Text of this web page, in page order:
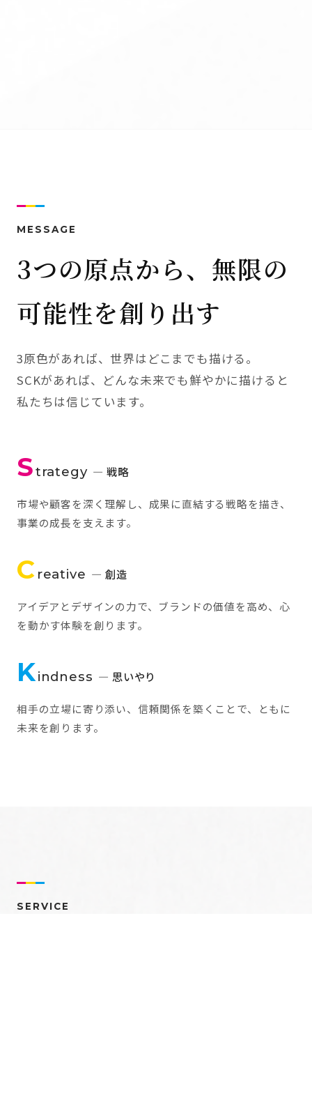
MESSAGE
3つの原点から、無限の
可能性を創り出す
3原色があれば、世界はどこまでも描ける。
SCKがあれば、どんな未来でも鮮やかに描けると
私たちは信じています。
Strategy — 戦略
市場や顧客を深く理解し、成果に直結する戦略を描き、
事業の成長を支えます。
C reative — 創造
アイデアとデザインの力で、ブランドの価値を高め、心
を動かす体験を創ります。
Kindness — 思いやり
相手の立場に寄り添い、信頼関係を築くことで、ともに
未来を創ります。
SERVICE